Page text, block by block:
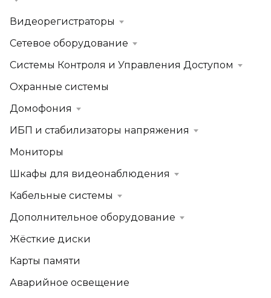
Видеорегистраторы
Сетевое оборудование
Системы Контроля и Управления Доступом
Охранные системы
Домофония
ИБП и стабилизаторы напряжения
Мониторы
Шкафы для видеонаблюдения
Кабельные системы
Дополнительное оборудование
Жёсткие диски
Карты памяти
Аварийное освещение